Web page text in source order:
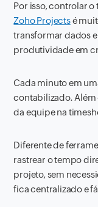
Por isso, controlar
Zoho Projectsé
transformar dados
produtividade em
Cada minuto em
contabilizado. Além
da equipe na
Diferente de
rastrear o tempo
projeto, sem
fica centralizado e